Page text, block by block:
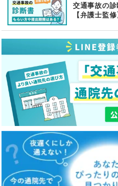
交通事故の
【弁護士監修